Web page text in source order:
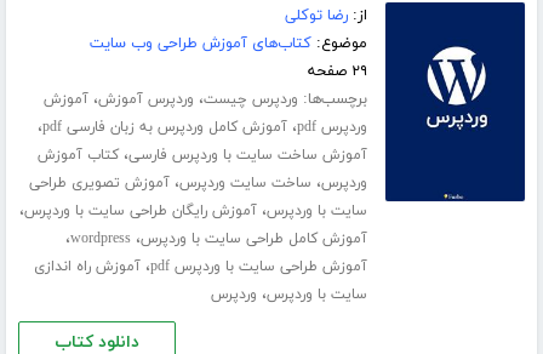
از:رضا توکلی
موضوع:کتاب‌های آموزش طراحی وب سایت
۲۹ صفحه
برچسب‌ها: وردپرس چیست، وردپرس آموزش،آموزش
وردپرس pdf
،آموزش کامل وردپرس به زبان فارسی pdf ،
آموزش ساخت سایت با وردپرس فارسی،کتاب آموزش
وردپرس، ساخت سایت وردپرس،آموزش تصویری طراحی
سایت با وردپرس،آموزش رایگان طراحی سایت با وردپرس،
آموزش کامل طراحی سایت با وردپرس،wordpress،
آموزش طراحی سایت با وردپرس pdf ،آموزش راه اندازی
سایت با وردپرس، وردپرس
دانلود کتاب